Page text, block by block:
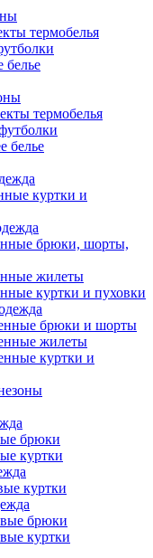
термобелья
белье
термобелья
белье
куртки и
брюки, шорты,
жилеты
куртки и пуховки
брюки и шорты
жилеты
куртки и
брюки
куртки
куртки
брюки
куртки